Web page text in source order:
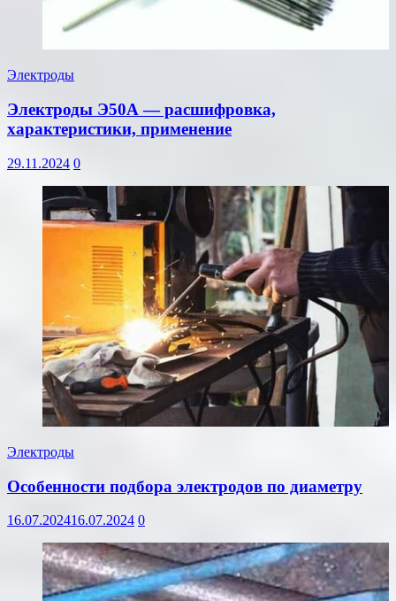
Электроды
Электроды Э50А — расшифровка,
характеристики, применение
29.11.2024 0
Электроды
Особенности подбора электродов по диаметру
16.07.202416.07.2024 0